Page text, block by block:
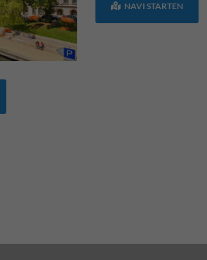
NAVI STARTEN